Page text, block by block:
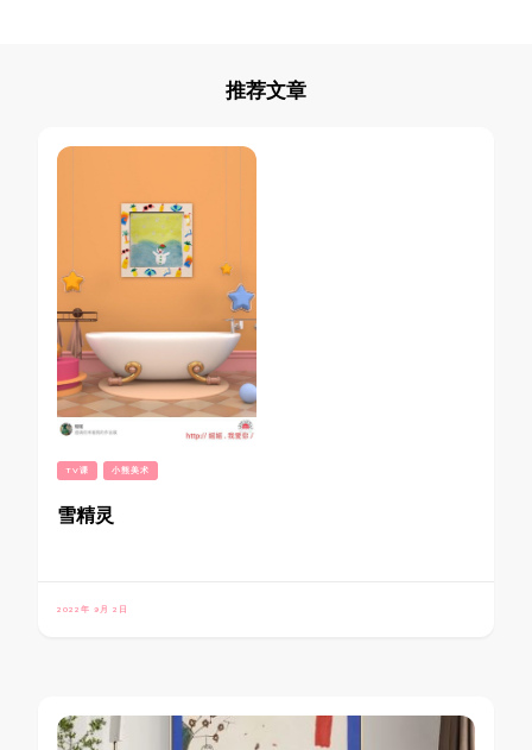
推荐文章
TV课 小熊美术
雪精灵
2022年 9月 2日